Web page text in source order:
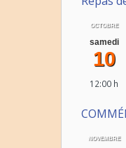
OCTOBRE
samedi
10
12:00 h
NOVEMBRE